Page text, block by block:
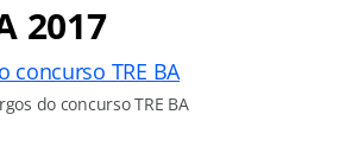
2017
do concurso TRE BA